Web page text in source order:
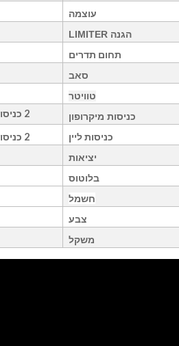
עוצמה
הגנהLIMITER
תחום תדרים
סאב
טוויטר
כניסות מיקרופון 2 כניסות קומבו XLR/PL
כניסות ליין 2 כניסות קומבו XLR/PL
יציאות
בלוטוס
חשמל
צבע
משקל